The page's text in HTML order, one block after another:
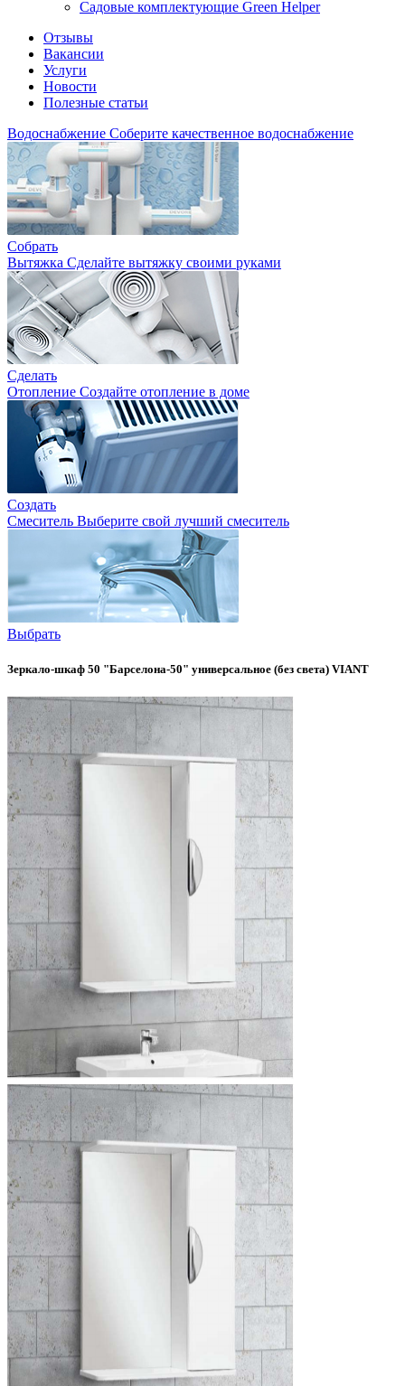
Садовые комплектующие Green Helper
Отзывы
Вакансии
Услуги
Новости
Полезные статьи
Водоснабжение Соберите качественное водоснабжение
Собрать
Вытяжка Сделайте вытяжку своими руками
Сделать
Отопление Создайте отопление в доме
Создать
Смеситель Выберите свой лучший смеситель
Выбрать
Зеркало-шкаф 50 "Барселона-50" универсальное (без света) VIANT